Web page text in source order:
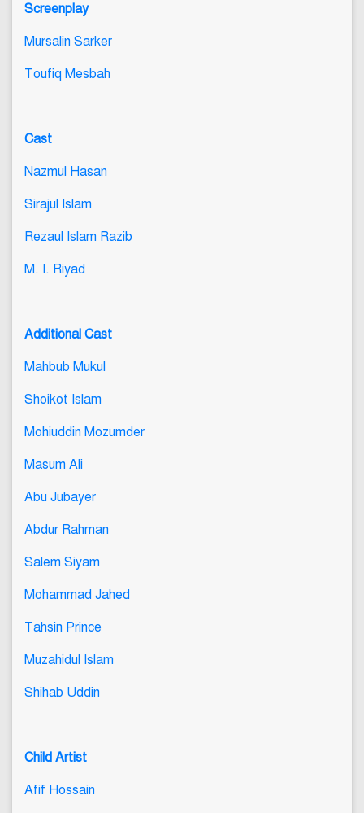
Screenplay
Mursalin Sarker
Toufiq Mesbah
Cast
Nazmul Hasan
Sirajul Islam
Rezaul Islam Razib
M. I. Riyad
Additional Cast
Mahbub Mukul
Shoikot Islam
Mohiuddin Mozumder
Masum Ali
Abu Jubayer
Abdur Rahman
Salem Siyam
Mohammad Jahed
Tahsin Prince
Muzahidul Islam
Shihab Uddin
Child Artist
Afif Hossain